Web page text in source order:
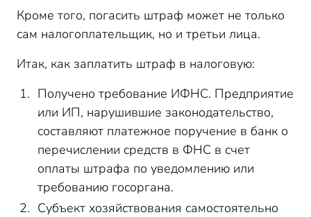
Кроме того, погасить штраф может не только
сам налогоплательщик, но и третьи лица.
Итак, как заплатить штраф в налоговую:
Получено требование ИФНС. Предприятие
или ИП, нарушившие законодательство,
составляют платежное поручение в банк о
перечислении средств в ФНС в счет
оплаты штрафа по уведомлению или
требованию госоргана.
Субъект хозяйствования самостоятельно